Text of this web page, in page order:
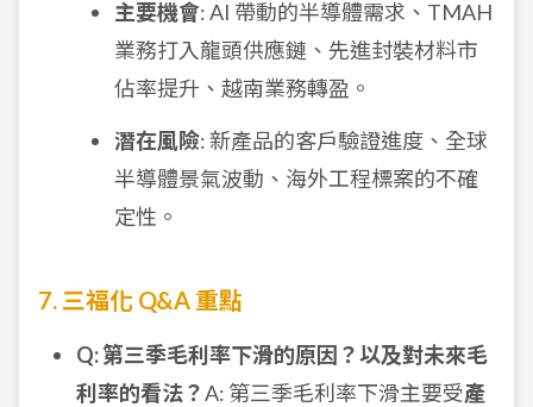
主要機會: AI 帶動的半導體需求、TMAH
業務打入龍頭供應鏈、先進封裝材料市
佔率提升、越南業務轉盈。
潛在風險: 新產品的客戶驗證進度、全球
半導體景氣波動、海外工程標案的不確
定性。
7. 三福化 Q&A 重點
Q: 第三季毛利率下滑的原因？以及對未來毛
利率的看法？A: 第三季毛利率下滑主要受產